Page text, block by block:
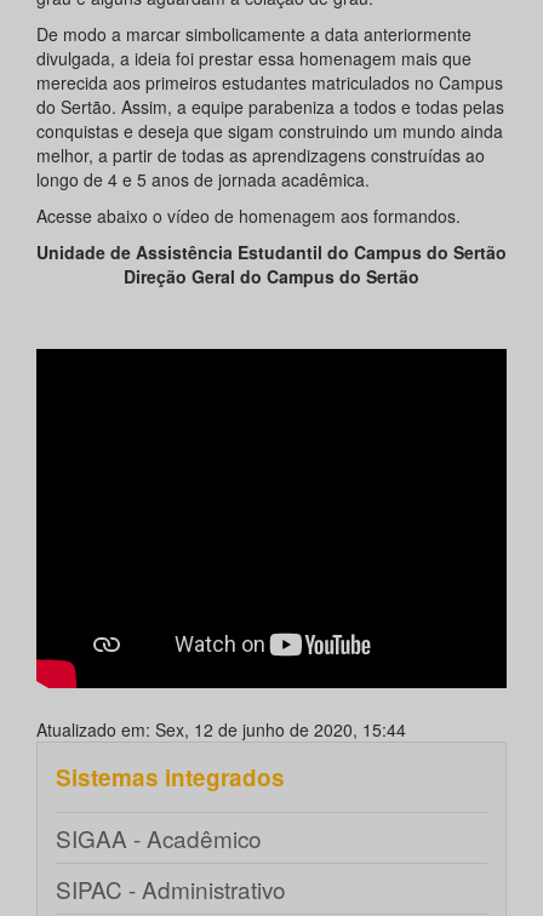
De modo a marcar simbolicamente a data anteriormente
divulgada, a ideia foi prestar essa homenagem mais que
merecida aos primeiros estudantes matriculados no Campus
do Sertão. Assim, a equipe parabeniza a todos e todas pelas
conquistas e deseja que sigam construindo um mundo ainda
melhor, a partir de todas as aprendizagens construídas ao
longo de 4 e 5 anos de jornada acadêmica.
Acesse abaixo o vídeo de homenagem aos formandos.
Unidade de Assistência Estudantil do Campus do Sertão
Direção Geral do Campus do Sertão
Atualizado em: Sex, 12 de junho de 2020, 15:44
Sistemas integrados
SIGAA - Acadêmico
SIPAC - Administrativo